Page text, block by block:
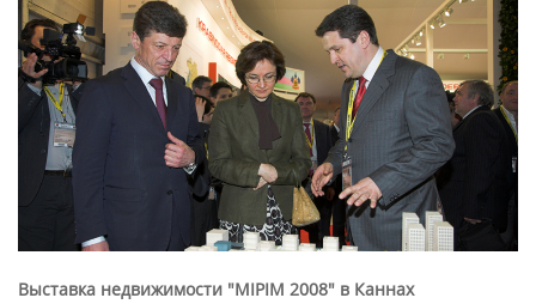
Выставка недвижимости "MIPIM 2008" в Каннах